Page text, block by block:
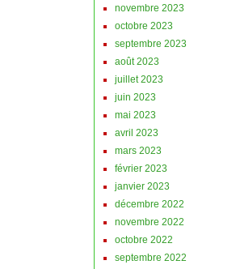
novembre 2023
octobre 2023
septembre 2023
août 2023
juillet 2023
juin 2023
mai 2023
avril 2023
mars 2023
février 2023
janvier 2023
décembre 2022
novembre 2022
octobre 2022
septembre 2022